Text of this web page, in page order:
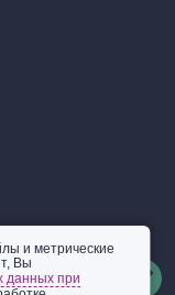
и метрические
Вы
данных при